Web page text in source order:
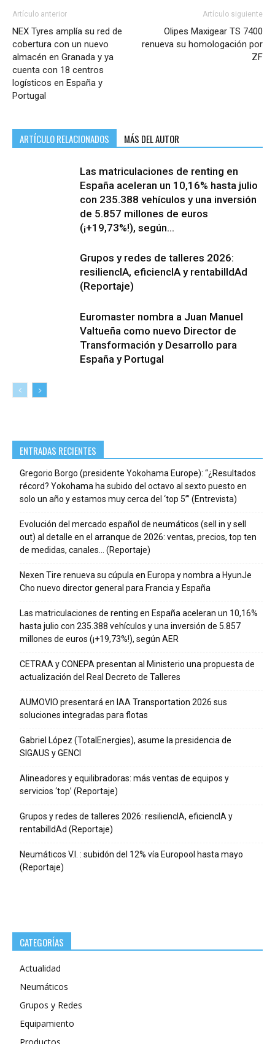
Artículo anterior
NEX Tyres amplía su red de
cobertura con un nuevo
almacén en Granada y ya
cuenta con 18 centros
logísticos en España y
Portugal
Artículo siguiente
Olipes Maxigear TS 7400
renueva su homologación por
ZF
ARTÍCULO RELACIONADOS MÁS DEL AUTOR
Las matriculaciones de renting en
España aceleran un 10,16% hasta julio
con 235.388 vehículos y una inversión
de 5.857 millones de euros
(¡+19,73%!), según...
Grupos y redes de talleres 2026:
resiliencIA, eficiencIA y rentabilIdAd
(Reportaje)
Euromaster nombra a Juan Manuel
Valtueña como nuevo Director de
Transformación y Desarrollo para
España y Portugal
ENTRADAS RECIENTES
Gregorio Borgo (presidente Yokohama Europe): “¿Resultados
récord? Yokohama ha subido del octavo al sexto puesto en
solo un año y estamos muy cerca del ‘top 5’” (Entrevista)
Evolución del mercado español de neumáticos (sell in y sell
out) al detalle en el arranque de 2026: ventas, precios, top ten
de medidas, canales… (Reportaje)
Nexen Tire renueva su cúpula en Europa y nombra a HyunJe
Cho nuevo director general para Francia y España
Las matriculaciones de renting en España aceleran un 10,16%
hasta julio con 235.388 vehículos y una inversión de 5.857
millones de euros (¡+19,73%!), según AER
CETRAA y CONEPA presentan al Ministerio una propuesta de
actualización del Real Decreto de Talleres
AUMOVIO presentará en IAA Transportation 2026 sus
soluciones integradas para flotas
Gabriel López (TotalEnergies), asume la presidencia de
SIGAUS y GENCI
Alineadores y equilibradoras: más ventas de equipos y
servicios ‘top’ (Reportaje)
Grupos y redes de talleres 2026: resiliencIA, eficiencIA y
rentabilIdAd (Reportaje)
Neumáticos V.I. : subidón del 12% vía Europool hasta mayo
(Reportaje)
CATEGORÍAS
Actualidad
Neumáticos
Grupos y Redes
Equipamiento